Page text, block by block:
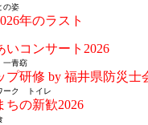
の姿
年のラスト
いコンサート2026
青窈
プ研修 by 福井県防災士
ク トイレ
ちの新歓2026